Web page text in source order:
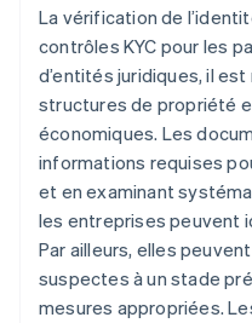
La vérification de
contrôles KYC pour les
d’entités juridiques, il
structures de propriété
économiques. Les
informations requises
et en examinant
les entreprises peuvent
Par ailleurs, elles
suspectes à un stade
mesures appropriées.